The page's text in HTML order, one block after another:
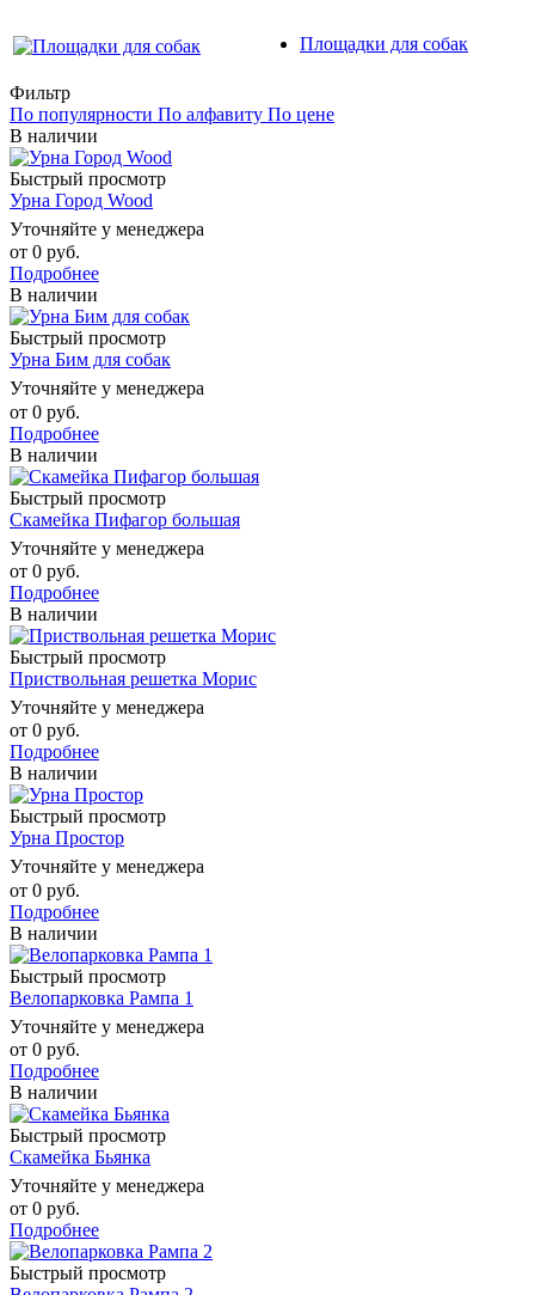
Площадки для собак
Фильтр
По популярности По алфавиту По цене
В наличии
Быстрый просмотр
Урна Город Wood
Уточняйте у менеджера
от 0 руб.
Подробнее
В наличии
Быстрый просмотр
Урна Бим для собак
Уточняйте у менеджера
от 0 руб.
Подробнее
В наличии
Быстрый просмотр
Скамейка Пифагор большая
Уточняйте у менеджера
от 0 руб.
Подробнее
В наличии
Быстрый просмотр
Приствольная решетка Морис
Уточняйте у менеджера
от 0 руб.
Подробнее
В наличии
Быстрый просмотр
Урна Простор
Уточняйте у менеджера
от 0 руб.
Подробнее
В наличии
Быстрый просмотр
Велопарковка Рампа 1
Уточняйте у менеджера
от 0 руб.
Подробнее
В наличии
Быстрый просмотр
Скамейка Бьянка
Уточняйте у менеджера
от 0 руб.
Подробнее
Быстрый просмотр